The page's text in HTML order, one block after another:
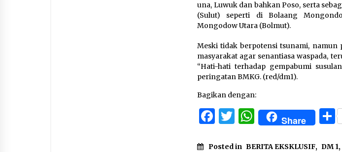
una, Luwuk dan bahkan Poso, serta
(Sulut) seperti di Bolaang
Mongodow Utara (Bolmut).
Meski tidak berpotensi tsunami, namun
masyarakat agar senantiasa waspada,
“Hati-hati terhadap gempabumi
peringatan BMKG. (red/dm1).
Bagikan dengan:
Facebook
Twitter
WhatsApp
Share
Posted in BERITA EKSKLUSIF, DM 1,